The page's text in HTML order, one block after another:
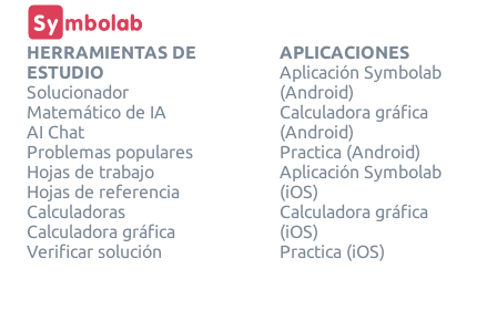
HERRAMIENTAS DE
ESTUDIO
Solucionador
Matemático de IA
AI Chat
Problemas populares
Hojas de trabajo
Hojas de referencia
Calculadoras
Calculadora gráfica
Verificar solución
APLICACIONES
Aplicación Symbolab
(Android)
Calculadora gráfica
(Android)
Practica (Android)
Aplicación Symbolab
(iOS)
Calculadora gráfica
(iOS)
Practica (iOS)